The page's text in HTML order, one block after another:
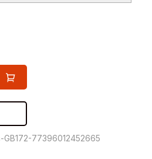
GB172-77396012452665